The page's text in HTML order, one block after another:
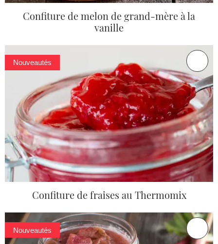
Confiture de melon de grand-mère à la
vanille
Nouveautés
Confiture de fraises au Thermomix
Nouveautés